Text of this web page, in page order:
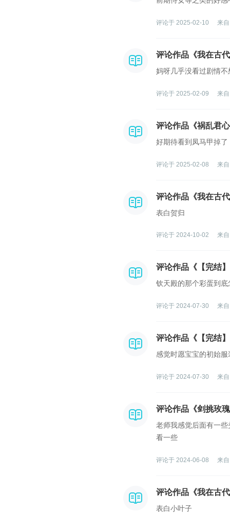
评论于 2025-02-10 来
评论作品《我在古
妈呀几乎没看过剧情
评论于 2025-02-09 来
评论作品《祸乱君
好期待看到凤马甲掉
评论于 2025-02-08 来
评论作品《我在古
表白贺归
评论于 2024-10-02 来
评论作品《【完结
钦天殿的那个彩蛋到
评论于 2024-07-30 来
评论作品《【完结
感觉时愿宝宝的初始服
评论于 2024-07-30 来
评论作品《剑挑玫
老师我感觉后面有一
看一些
评论于 2024-06-08 来
评论作品《我在古
表白小叶子